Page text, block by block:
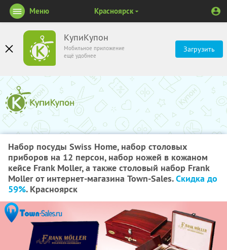
КупиКупон
Мобильное приложение
ещё удобнее
Загрузить
Меню Красноярск
Набор посуды Swiss Home, набор столовых
приборов на 12 персон, набор ножей в кожаном
кейсе Frank Moller, а также столовый набор Frank
Moller от интернет-магазина Town-Sales.Скидка до
59%. Красноярск